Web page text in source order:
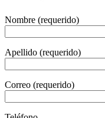
Nombre (requerido)
Apellido (requerido)
Correo (requerido)